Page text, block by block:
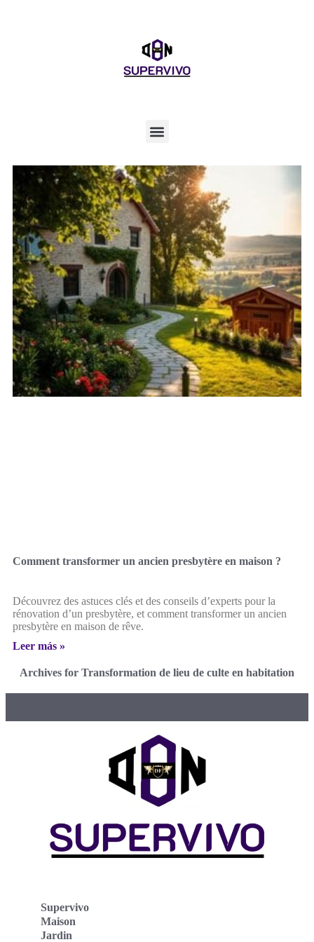
Comment transformer un ancien presbytère en maison ?
Découvrez des astuces clés et des conseils d’experts pour la
rénovation d’un presbytère, et comment transformer un ancien
presbytère en maison de rêve.
Leer más »
Archives for Transformation de lieu de culte en habitation
Supervivo
Maison
Jardin